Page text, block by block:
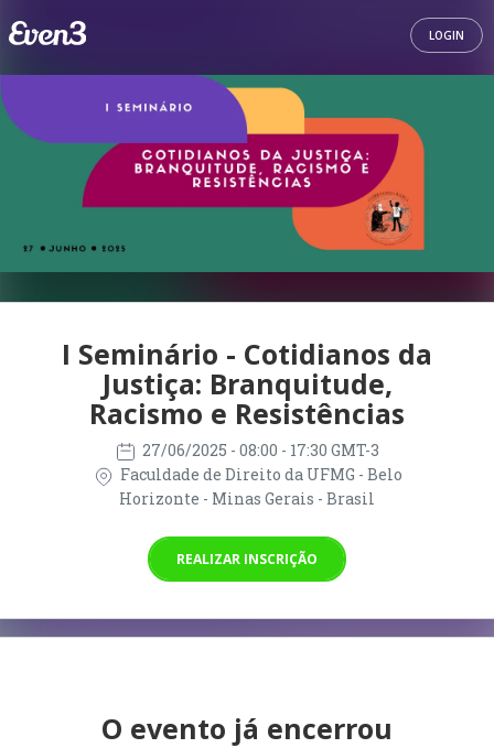
LOGIN
I Seminário - Cotidianos da
Justiça: Branquitude,
Racismo e Resistências
27/06/2025 - 08:00 - 17:30 GMT-3
Faculdade de Direito da UFMG - Belo
Horizonte - Minas Gerais - Brasil
REALIZAR INSCRIÇÃO
O evento já encerrou